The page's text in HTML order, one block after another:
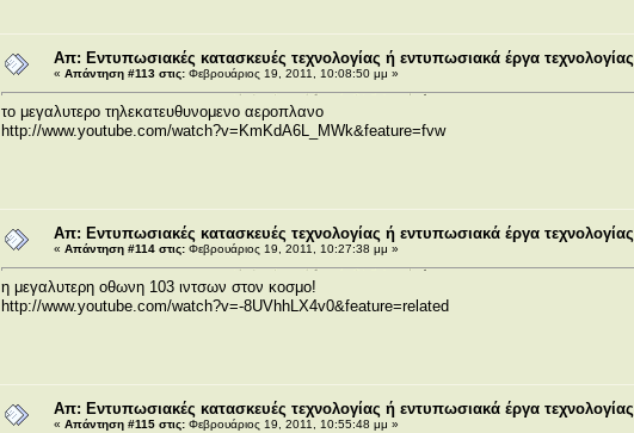
Απ: Εντυπωσιακές κατασκευές τεχνολογίας ή εντυπωσιακά έργα τεχνολογίας
« Απάντηση #113 στις:Φεβρουάριος 19, 2011, 10:08:50 μμ »
το μεγαλυτερο τηλεκατευθυνομενο αεροπλανο
http://www.youtube.com/watch?v=KmKdA6L_MWk&feature=fvw
Απ: Εντυπωσιακές κατασκευές τεχνολογίας ή εντυπωσιακά έργα τεχνολογίας
« Απάντηση #114 στις:Φεβρουάριος 19, 2011, 10:27:38 μμ »
η μεγαλυτερη οθωνη 103 ιντσων στον κοσμο!
http://www.youtube.com/watch?v=-8UVhhLX4v0&feature=related
Απ: Εντυπωσιακές κατασκευές τεχνολογίας ή εντυπωσιακά έργα τεχνολογίας
« Απάντηση #115 στις:Φεβρουάριος 19, 2011, 10:55:48 μμ »